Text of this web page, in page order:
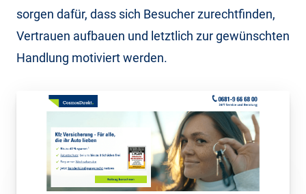
sorgen dafür, dass sich Besucher zurechtfinden,
Vertrauen aufbauen und letztlich zur gewünschten
Handlung motiviert werden.